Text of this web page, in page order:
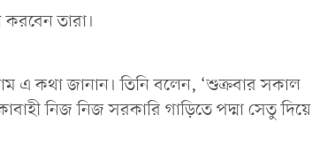
করবেন তারা।
এ কথা জানান। তিনি বলেন, ‘শুক্রবার সকাল
নিজ নিজ সরকারি গাড়িতে পদ্মা সেতু দিয়ে